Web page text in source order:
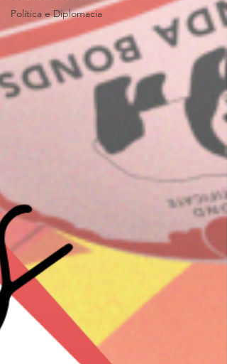
Política e Diplomacia